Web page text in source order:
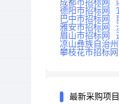
成都市招标网
德阳市招标网
巴中市招标网
雅安市招标网
眉山市招标网
凉山彝族自治
攀枝花市招标网
最新采购项目